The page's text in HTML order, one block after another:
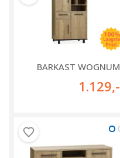
BARKAST WOGNUM
1.129,-